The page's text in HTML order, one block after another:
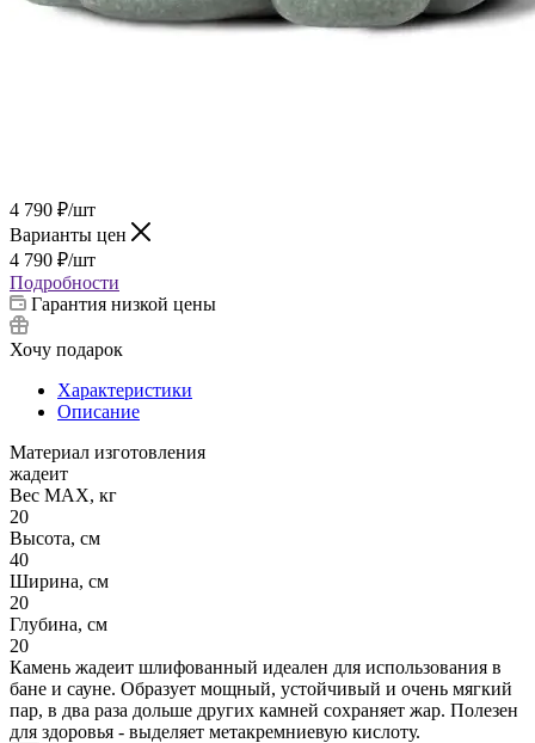
4 790 ₽/шт
Варианты цен
4 790 ₽/шт
Подробности
Гарантия низкой цены
Хочу подарок
Характеристики
Описание
Материал изготовления
жадеит
Вес МАХ, кг
20
Высота, см
40
Ширина, см
20
Глубина, см
20
Камень жадеит шлифованный идеален для использования в
бане и сауне. Образует мощный, устойчивый и очень мягкий
пар, в два раза дольше других камней сохраняет жар. Полезен
для здоровья - выделяет метакремниевую кислоту.